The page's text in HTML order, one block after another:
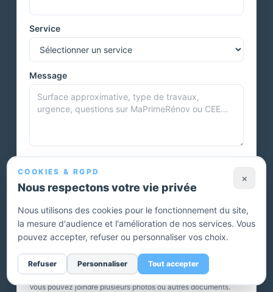
Service
Message
Photos et documents
Vous pouvez joindre plusieurs photos ou autres documents.
COOKIES & RGPD
Nous respectons votre vie privée
×
Nous utilisons des cookies pour le fonctionnement du site,
la mesure d'audience et l'amélioration de nos services. Vous
pouvez accepter, refuser ou personnaliser vos choix.
Refuser Personnaliser Tout accepter